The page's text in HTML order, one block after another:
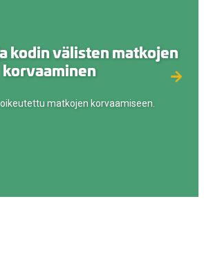
kodin välisten matkojen
korvaaminen
matkojen korvaamiseen.